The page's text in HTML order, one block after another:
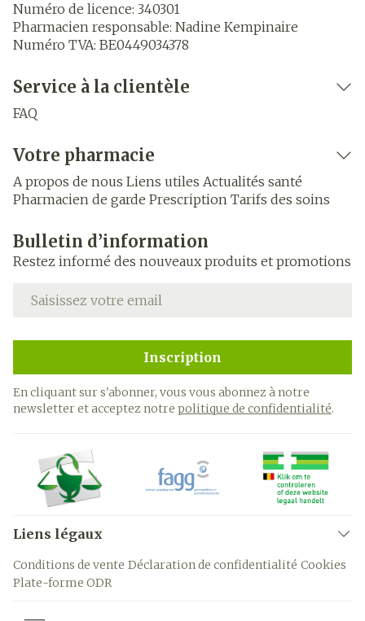
Numéro de licence: 340301
Pharmacien responsable: Nadine Kempinaire
Numéro TVA: BE0449034378
Service à la clientèle
FAQ
Votre pharmacie
A propos de nous Liens utiles Actualités santé
Pharmacien de garde Prescription Tarifs des soins
Bulletin d’information
Restez informé des nouveaux produits et promotions
Adresse mail
Inscription
En cliquant sur s'abonner, vous vous abonnez à notre
newsletter et acceptez notre politique de confidentialité.
Liens légaux
Conditions de vente Déclaration de confidentialité Cookies
Plate-forme ODR